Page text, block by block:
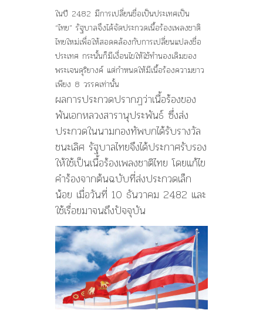
ในปี 2482 มีการเปลี่ยนชื่อเป็นประเทศเป็น
“ไทย” รัฐบาลจึงได้จัดประกวดเนื้อร้องเพลงชาติ
ไทยใหม่เพื่อให้สอดคล้องกับการเปลี่ยนแปลงชื่อ
ประเทศ กระนั้นก็มีเงื่อนไขให้ใช้ทำนองเดิมของ
พระเจนดุริยางค์ แต่กำหนดให้มีเนื้อร้องความยาว
เพียง 8 วรรคเท่านั้น
ผลการประกวดปรากฏว่าเนื้อร้องของ
พันเอกหลวงสารานุประพันธ์ ซึ่งส่ง
ประกวดในนามกองทัพบกได้รับรางวัล
ชนะเลิศ รัฐบาลไทยจึงได้ประกาศรับรอง
ให้ใช้เป็นเนื้อร้องเพลงชาติไทย โดยแก้ไข
คำร้องจากต้นฉบับที่ส่งประกวดเล็ก
น้อย เมื่อวันที่ 10 ธันวาคม 2482 และ
ใช้เรื่อยมาจนถึงปัจจุบัน